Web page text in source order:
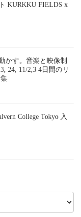
KURKKU FIELDS x
かす。音楽と映像制
24, 11/2,3 4日間のリ
College Tokyo 入